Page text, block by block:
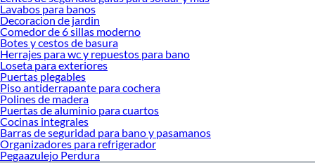
Lavabos para banos
Decoracion de jardin
Comedor de 6 sillas moderno
Botes y cestos de basura
Herrajes para wc y repuestos para bano
Loseta para exteriores
Puertas plegables
Piso antiderrapante para cochera
Polines de madera
Puertas de aluminio para cuartos
Cocinas integrales
Barras de seguridad para bano y pasamanos
Organizadores para refrigerador
Pegaazulejo Perdura